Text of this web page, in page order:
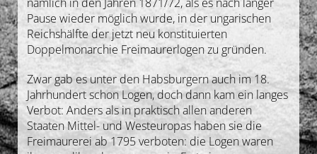
Pause wieder möglich wurde, in der ungarischen
Reichshälfte der jetzt neu konstituierten
Doppelmonarchie Freimaurerlogen zu gründen.
Zwar gab es unter den Habsburgern auch im 18.
Jahrhundert schon Logen, doch dann kam ein langes
Verbot: Anders als in praktisch allen anderen
Staaten Mittel- und Westeuropas haben sie die
Freimaurerei ab 1795 verboten: die Logen waren